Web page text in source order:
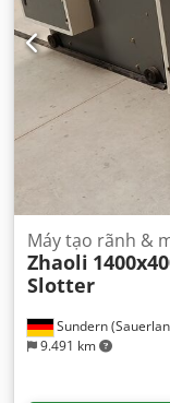
Sundern
9.491 km
Máy tạo rãnh &
Zhaoli
Slotter